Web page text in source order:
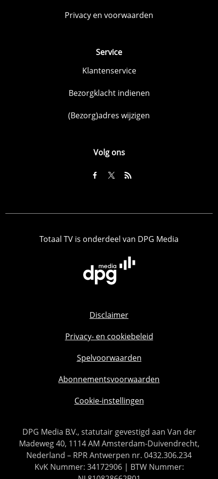
Privacy en voorwaarden
Service
Klantenservice
Bezorgklacht indienen
(Bezorg)adres wijzigen
Volg ons
Totaal TV is onderdeel van DPG Media
Disclaimer
Privacy- en cookiebeleid
Spelvoorwaarden
Abonnementsvoorwaarden
Cookie-instellingen
DPG Media B.V., statutair gevestigd aan Van der
Madeweg 40, 1114 AM Amsterdam-Duivendrecht,
Nederland – RPR Antwerpen nr. 0432.306.234
KvK Nummer: 34172906 | BTW Nummer: